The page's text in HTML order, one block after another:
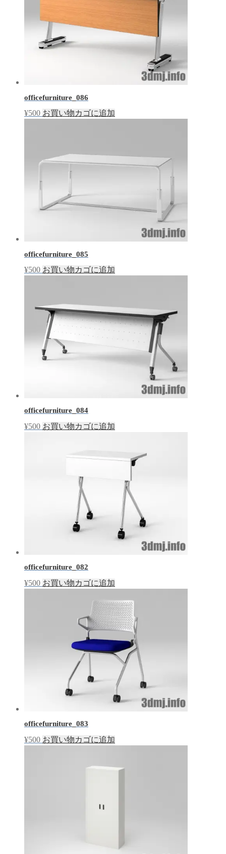
officefurniture_086
¥500 お買い物カゴに追加
officefurniture_085
¥500 お買い物カゴに追加
officefurniture_084
¥500 お買い物カゴに追加
officefurniture_082
¥500 お買い物カゴに追加
officefurniture_083
¥500 お買い物カゴに追加